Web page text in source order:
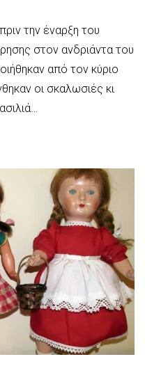
την έναρξη του
στον ανδριάντα του
από τον κύριο
οι σκαλωσιές κι